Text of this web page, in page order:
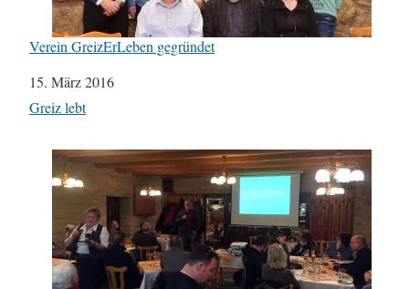
Verein GreizErLeben gegründet
Datum
15. März 2016
In Bezug auf
Greiz lebt